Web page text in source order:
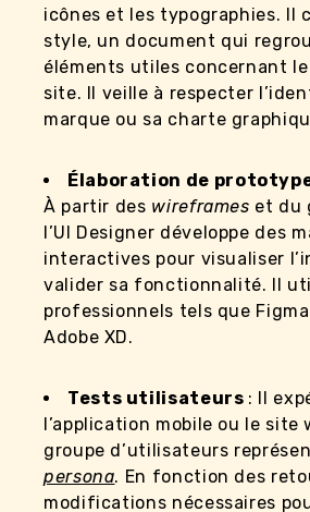
icônes et les typographies. Il
style, un document qui
éléments utiles concernant le
site. Il veille à respecter
marque ou sa charte
Élaboration de
À partir des wireframes et du
l’UI Designer développe des
interactives pour visualiser
valider sa fonctionnalité. Il
professionnels tels que
Adobe XD.
Tests utilisateurs : Il
l’application mobile ou le site
groupe d’utilisateurs
persona. En fonction des
modifications nécessaires